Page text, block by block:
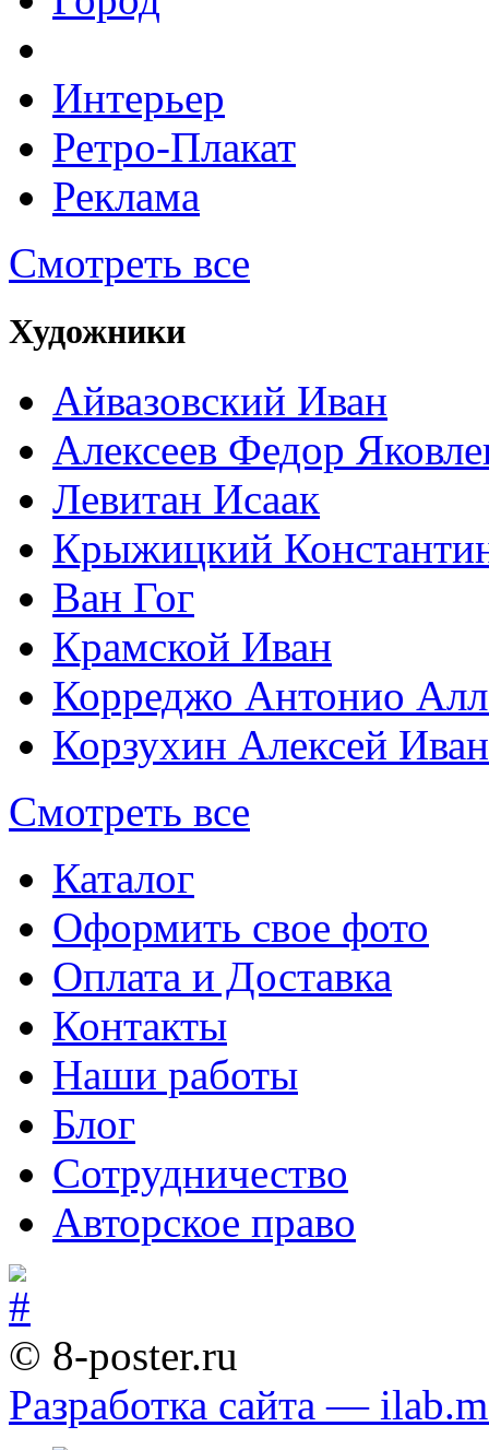
Интерьер
Ретро-Плакат
Реклама
Смотреть все
Художники
Айвазовский Иван
Алексеев Федор
Левитан Исаак
Крыжицкий
Ван Гог
Крамской Иван
Корреджо Антонио
Корзухин Алексей
Смотреть все
Каталог
Оформить свое фото
Оплата и Доставка
Контакты
Наши работы
Блог
Сотрудничество
Авторское право
© 8-poster.ru
Разработка сайта —